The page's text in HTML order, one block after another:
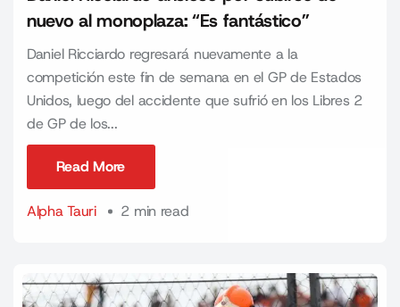
nuevo al monoplaza: “Es fantástico”
Daniel Ricciardo regresará nuevamente a la
competición este fin de semana en el GP de Estados
Unidos, luego del accidente que sufrió en los Libres 2
de GP de los...
Read More
Alpha Tauri
2 min read